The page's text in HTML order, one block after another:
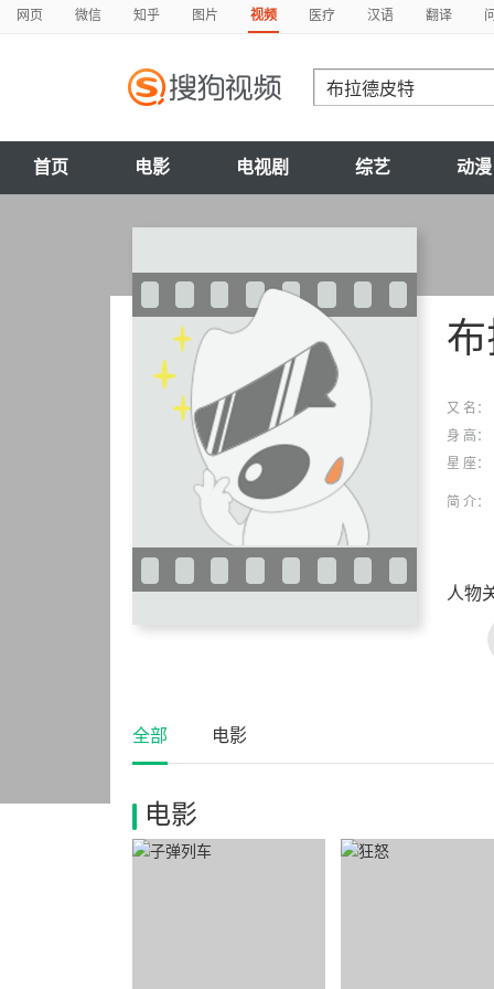
网页 微信 知乎 图片 视频 医疗 汉语 翻译
首页 电影 电视剧 综艺 动漫
又 名：
身 高：
星 座：
简 介：
人物
全部 电影
电影